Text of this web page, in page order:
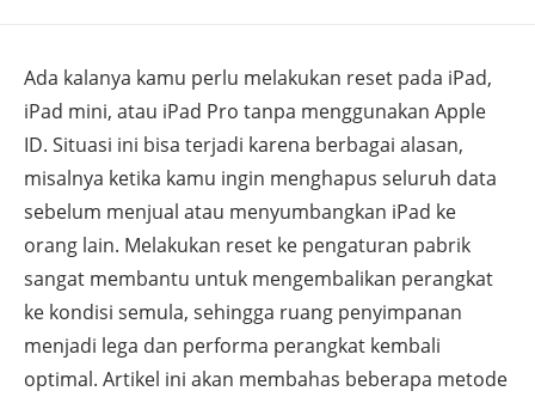
Ada kalanya kamu perlu melakukan reset pada iPad,
iPad mini, atau iPad Pro tanpa menggunakan Apple
ID. Situasi ini bisa terjadi karena berbagai alasan,
misalnya ketika kamu ingin menghapus seluruh data
sebelum menjual atau menyumbangkan iPad ke
orang lain. Melakukan reset ke pengaturan pabrik
sangat membantu untuk mengembalikan perangkat
ke kondisi semula, sehingga ruang penyimpanan
menjadi lega dan performa perangkat kembali
optimal. Artikel ini akan membahas beberapa metode